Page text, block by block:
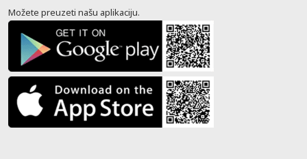
Možete preuzeti našu aplikaciju.